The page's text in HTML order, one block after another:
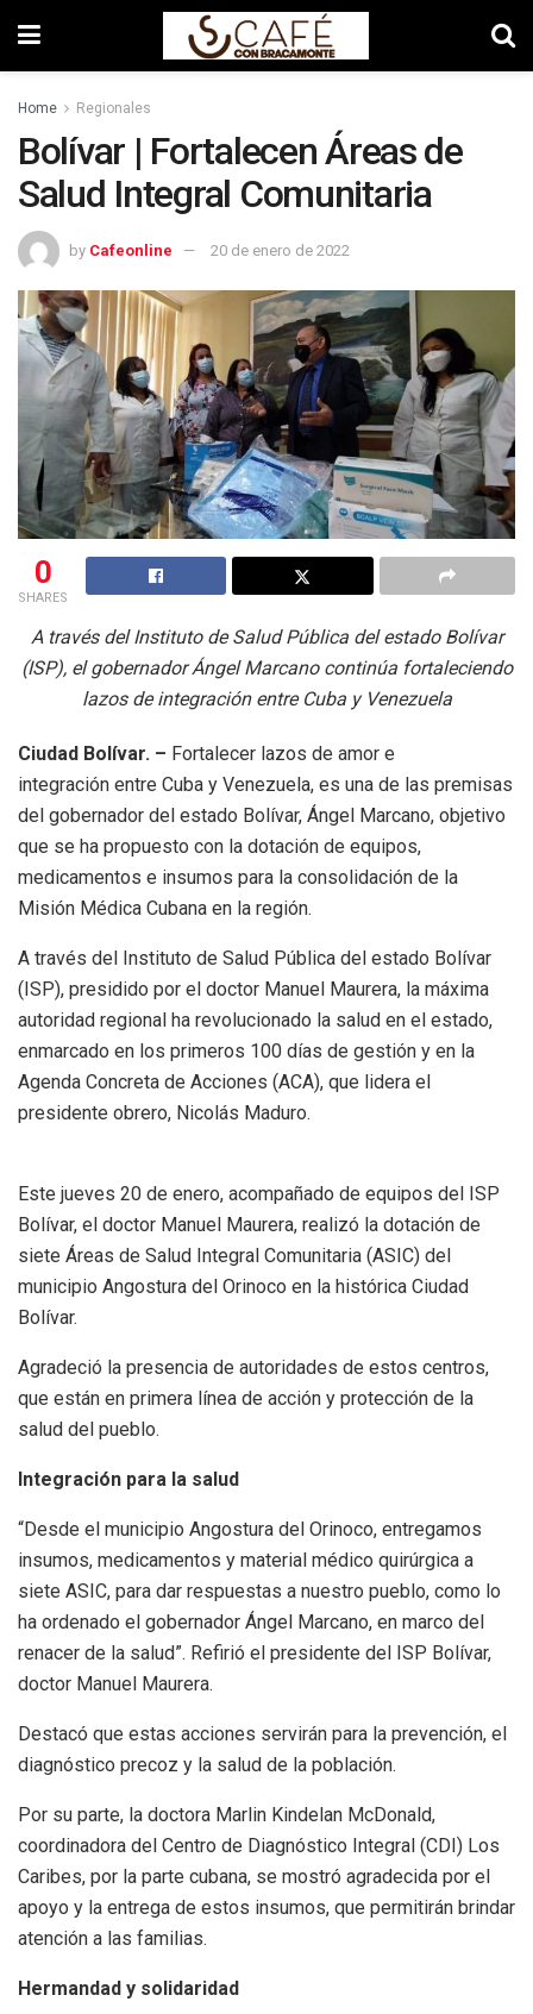
Home Regionales
Bolívar | Fortalecen Áreas de
Salud Integral Comunitaria
by Cafeonline 20 de enero de 2022
0
SHARES
A través del Instituto de Salud Pública del estado Bolívar
(ISP), el gobernador Ángel Marcano continúa fortaleciendo
lazos de integración entre Cuba y Venezuela
Ciudad Bolívar. – Fortalecer lazos de amor e
integración entre Cuba y Venezuela, es una de las premisas
del gobernador del estado Bolívar, Ángel Marcano, objetivo
que se ha propuesto con la dotación de equipos,
medicamentos e insumos para la consolidación de la
Misión Médica Cubana en la región.
A través del Instituto de Salud Pública del estado Bolívar
(ISP), presidido por el doctor Manuel Maurera, la máxima
autoridad regional ha revolucionado la salud en el estado,
enmarcado en los primeros 100 días de gestión y en la
Agenda Concreta de Acciones (ACA), que lidera el
presidente obrero, Nicolás Maduro.
Este jueves 20 de enero, acompañado de equipos del ISP
Bolívar, el doctor Manuel Maurera, realizó la dotación de
siete Áreas de Salud Integral Comunitaria (ASIC) del
municipio Angostura del Orinoco en la histórica Ciudad
Bolívar.
Agradeció la presencia de autoridades de estos centros,
que están en primera línea de acción y protección de la
salud del pueblo.
Integración para la salud
“Desde el municipio Angostura del Orinoco, entregamos
insumos, medicamentos y material médico quirúrgica a
siete ASIC, para dar respuestas a nuestro pueblo, como lo
ha ordenado el gobernador Ángel Marcano, en marco del
renacer de la salud”. Refirió el presidente del ISP Bolívar,
doctor Manuel Maurera.
Destacó que estas acciones servirán para la prevención, el
diagnóstico precoz y la salud de la población.
Por su parte, la doctora Marlin Kindelan McDonald,
coordinadora del Centro de Diagnóstico Integral (CDI) Los
Caribes, por la parte cubana, se mostró agradecida por el
apoyo y la entrega de estos insumos, que permitirán brindar
atención a las familias.
Hermandad y solidaridad